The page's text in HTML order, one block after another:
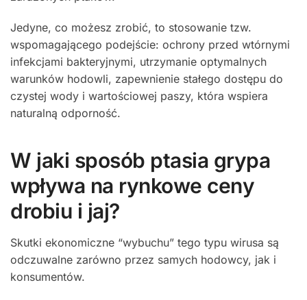
Jedyne, co możesz zrobić, to stosowanie tzw.
wspomagającego podejście: ochrony przed wtórnymi
infekcjami bakteryjnymi, utrzymanie optymalnych
warunków hodowli, zapewnienie stałego dostępu do
czystej wody i wartościowej paszy, która wspiera
naturalną odporność.
W jaki sposób ptasia grypa
wpływa na rynkowe ceny
drobiu i jaj?
Skutki ekonomiczne “wybuchu” tego typu wirusa są
odczuwalne zarówno przez samych hodowcy, jak i
konsumentów.